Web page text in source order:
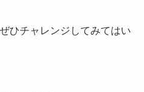
ひチャレンジしてみてはい